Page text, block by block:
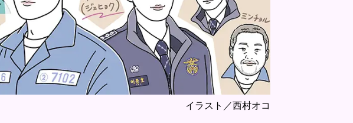
イラスト／西村オコ